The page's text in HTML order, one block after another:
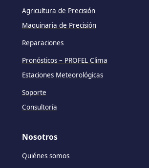
Agricultura de Precisión
Maquinaria de Precisión
Reparaciones
Pronósticos – PROFEL Clima
Estaciones Meteorológicas
Soporte
Consultoría
Nosotros
Quiénes somos